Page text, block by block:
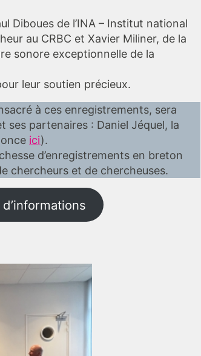
Diboues de l’INA – Institut national
au CRBC et Xavier Miliner, de la
sonore exceptionnelle de la
leur soutien précieux.
à ces enregistrements, sera
ses partenaires : Daniel Jéquel, la
ici).
d’enregistrements en breton
chercheurs et de chercheuses.